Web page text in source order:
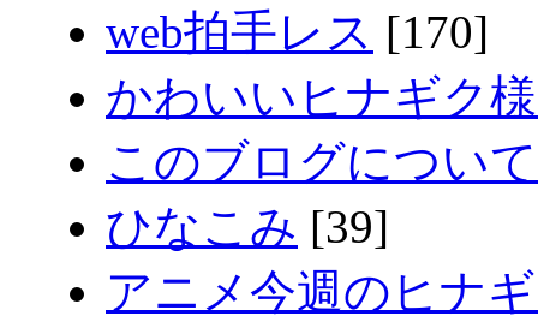
web拍手レス [170]
かわいいヒナギク
このブログについて
ひなこみ [39]
アニメ今週のヒナ